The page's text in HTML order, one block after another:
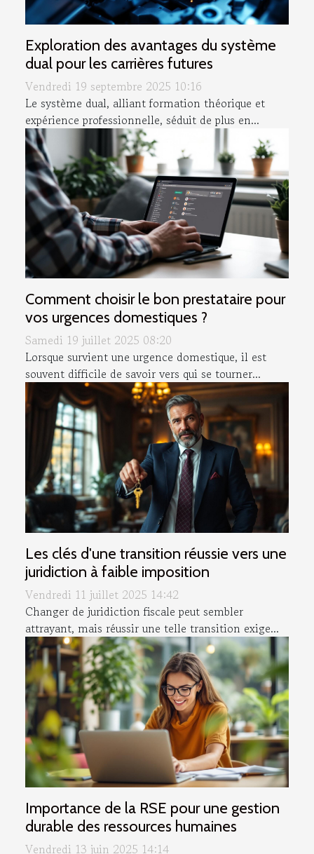
Exploration des avantages du système
dual pour les carrières futures
Vendredi 19 septembre 2025 10:16
Le système dual, alliant formation théorique et
expérience professionnelle, séduit de plus en...
Comment choisir le bon prestataire pour
vos urgences domestiques ?
Samedi 19 juillet 2025 08:20
Lorsque survient une urgence domestique, il est
souvent difficile de savoir vers qui se tourner...
Les clés d'une transition réussie vers une
juridiction à faible imposition
Vendredi 11 juillet 2025 14:42
Changer de juridiction fiscale peut sembler
attrayant, mais réussir une telle transition exige...
Importance de la RSE pour une gestion
durable des ressources humaines
Vendredi 13 juin 2025 14:14